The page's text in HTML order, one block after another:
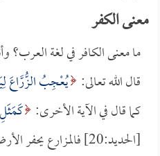
معنى الكفر
ما معنى الكافر في لغة العرب؟
قال الله تعالى: يُعْجِبُ الزُّرَّاعَ
كما قال في الآية الأخرى:
[الحديد:20] فالمزارع